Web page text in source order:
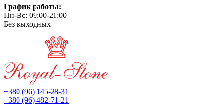
График работы:
Пн-Вс: 09:00-21:00
Без выходных
+380 (96) 145-28-31
+380 (96) 482-71-21